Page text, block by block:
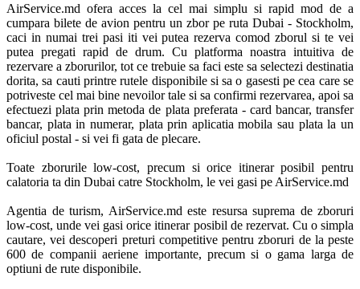
AirService.md ofera acces la cel mai simplu si rapid mod de a
cumpara bilete de avion pentru un zbor pe ruta Dubai - Stockholm,
caci in numai trei pasi iti vei putea rezerva comod zborul si te vei
putea pregati rapid de drum. Cu platforma noastra intuitiva de
rezervare a zborurilor, tot ce trebuie sa faci este sa selectezi destinatia
dorita, sa cauti printre rutele disponibile si sa o gasesti pe cea care se
potriveste cel mai bine nevoilor tale si sa confirmi rezervarea, apoi sa
efectuezi plata prin metoda de plata preferata - card bancar, transfer
bancar, plata in numerar, plata prin aplicatia mobila sau plata la un
oficiul postal - si vei fi gata de plecare.
Toate zborurile low-cost, precum si orice itinerar posibil pentru
calatoria ta din Dubai catre Stockholm, le vei gasi pe AirService.md
Agentia de turism, AirService.md este resursa suprema de zboruri
low-cost, unde vei gasi orice itinerar posibil de rezervat. Cu o simpla
cautare, vei descoperi preturi competitive pentru zboruri de la peste
600 de companii aeriene importante, precum si o gama larga de
optiuni de rute disponibile.